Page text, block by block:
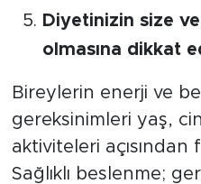
Diyetinizin size
olmasına dikkat
Bireylerin enerji ve
gereksinimleri yaş,
aktiviteleri açısından
Sağlıklı beslenme;